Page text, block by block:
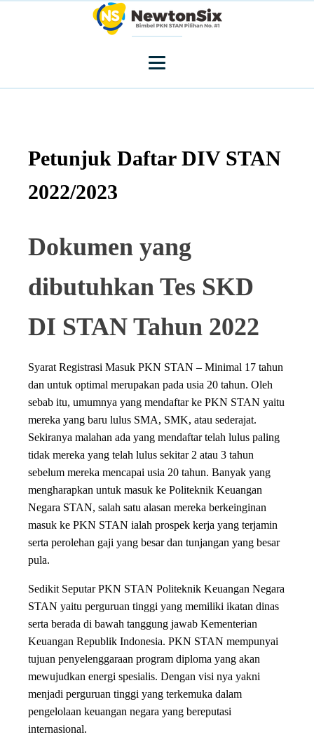
Petunjuk Daftar DIV STAN
2022/2023
Dokumen yang
dibutuhkan Tes SKD
DI STAN Tahun 2022
Syarat Registrasi Masuk PKN STAN – Minimal 17 tahun
dan untuk optimal merupakan pada usia 20 tahun. Oleh
sebab itu, umumnya yang mendaftar ke PKN STAN yaitu
mereka yang baru lulus SMA, SMK, atau sederajat.
Sekiranya malahan ada yang mendaftar telah lulus paling
tidak mereka yang telah lulus sekitar 2 atau 3 tahun
sebelum mereka mencapai usia 20 tahun. Banyak yang
mengharapkan untuk masuk ke Politeknik Keuangan
Negara STAN, salah satu alasan mereka berkeinginan
masuk ke PKN STAN ialah prospek kerja yang terjamin
serta perolehan gaji yang besar dan tunjangan yang besar
pula.
Sedikit Seputar PKN STAN Politeknik Keuangan Negara
STAN yaitu perguruan tinggi yang memiliki ikatan dinas
serta berada di bawah tanggung jawab Kementerian
Keuangan Republik Indonesia. PKN STAN mempunyai
tujuan penyelenggaraan program diploma yang akan
mewujudkan energi spesialis. Dengan visi nya yakni
menjadi perguruan tinggi yang terkemuka dalam
pengelolaan keuangan negara yang bereputasi
internasional.